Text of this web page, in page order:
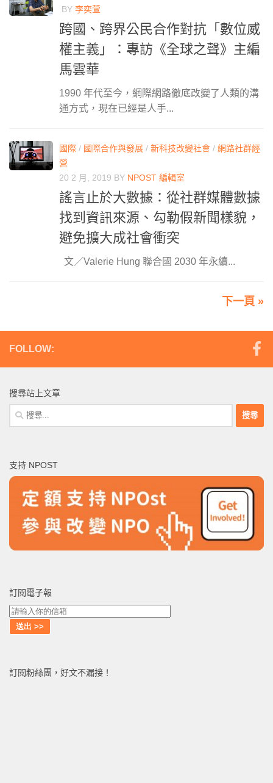
BY 李奕萱
跨國、跨界公民合作對抗「數位威
權主義」：專訪《全球之聲》主編
馬雲華
1990 年代至今，網際網路徹底改變了人類的溝
通方式，現在已經是人手...
國際 / 國際合作與發展 / 新科技改變社會 / 網路社群經
營
20 2 月, 2019 BY NPOST 編輯室
謠言止於大數據：從社群媒體數據
找到資訊來源、勾勒假新聞樣貌，
避免擴大成社會衝突
文／Valerie Hung 聯合國 2030 年永續...
下一頁 »
FOLLOW:
搜尋站上文章
搜
尋
字:
支持 NPOST
訂閱電子報
訂閱粉絲團，好文不漏接！